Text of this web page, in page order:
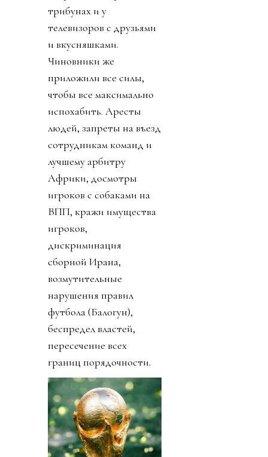
трибунах и у
телевизоров с друзьями
и вкусняшками.
Чиновники же
приложили все силы,
чтобы все максимально
испохабить. Аресты
людей, запреты на въезд
сотрудникам команд и
лучшему арбитру
Африки, досмотры
игроков с собаками на
ВПП, кражи имущества
игроков,
дискриминация
сборной Ирана,
возмутительные
нарушения правил
футбола (Балогун),
беспредел властей,
пересечение всех
границ порядочности.